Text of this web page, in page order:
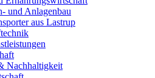
und Anlagenbau
aus Lastrup
Nachhaltigkeit